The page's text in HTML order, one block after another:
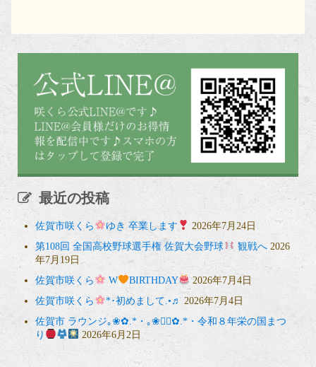
最近の投稿
佐賀市咲くら ゆき 卒業します
2026年7月24日
第108回 全国高校野球選手権 佐賀大会野球
観戦へ 2026
年7月19日
佐賀市咲くら
W BIRTHDAY
2026年7月4日
佐賀市咲くら
*･初めまして.•♬ 2026年7月4日
佐賀市 ラウンジ｡❀✿.*・｡❀❁⃘✿.*・令和８年栄の国まつ
り
2026年6月2日